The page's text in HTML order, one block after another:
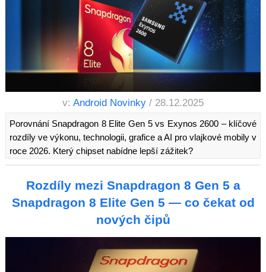
v: Android Novinky / 28.12.2025
Porovnání Snapdragon 8 Elite Gen 5 vs Exynos 2600 – klíčové
rozdíly ve výkonu, technologii, grafice a AI pro vlajkové mobily v
roce 2026. Který chipset nabídne lepší zážitek?
Rozdíly mezi Snapdragon 8 Gen 5 a
Snapdragon 8 Elite Gen 5 — co čekat od
nových čipů